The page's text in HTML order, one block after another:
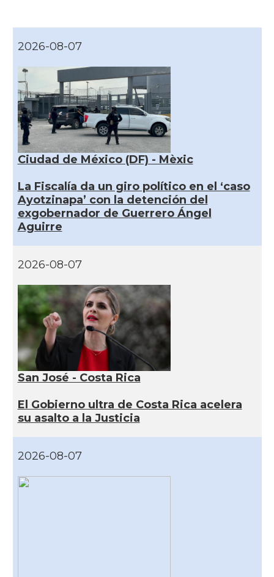
2026-08-07
Ciudad de México (DF) - Mèxic
La Fiscalía da un giro político en el ‘caso
Ayotzinapa’ con la detención del
exgobernador de Guerrero Ángel
Aguirre
2026-08-07
San José - Costa Rica
El Gobierno ultra de Costa Rica acelera
su asalto a la Justicia
2026-08-07